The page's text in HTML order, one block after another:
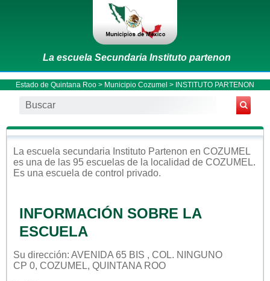
La escuela Secundaria Instituto partenon
Estado de Quintana Roo > Municipio Cozumel > INSTITUTO PARTENON
La escuela secundaria Instituto Partenon en COZUMEL
es una de las 95 escuelas de la localidad de COZUMEL.
Es una escuela de control privado.
INFORMACIÓN SOBRE LA
ESCUELA
Su dirección: AVENIDA 65 BIS , COL. NINGUNO
CP 0, COZUMEL, QUINTANA ROO